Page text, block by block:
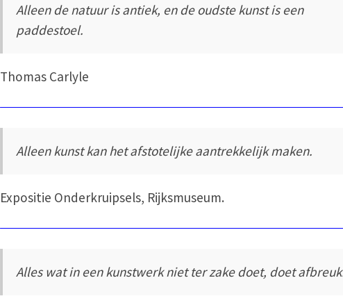
Alleen de natuur is antiek, en de oudste kunst is een
paddestoel.
Thomas Carlyle
Alleen kunst kan het afstotelijke aantrekkelijk maken.
Expositie Onderkruipsels, Rijksmuseum.
Alles wat in een kunstwerk niet ter zake doet, doet